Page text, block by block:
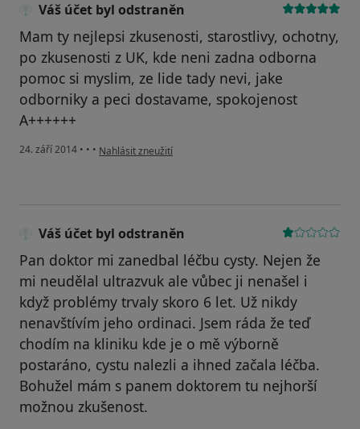
Váš účet byl odstraněn
Mam ty nejlepsi zkusenosti, starostlivy, ochotny,
po zkusenosti z UK, kde neni zadna odborna
pomoc si myslim, ze lide tady nevi, jake
odborniky a peci dostavame, spokojenost
A++++++
24. září 2014 • • • podle názoru uživatele Váš účet byl odstraněn
Nahlásit zneužití
Váš účet byl odstraněn
Pan doktor mi zanedbal léčbu cysty. Nejen že
mi neudělal ultrazvuk ale vůbec ji nenašel i
když problémy trvaly skoro 6 let. Už nikdy
nenavštívím jeho ordinaci. Jsem ráda že teď
chodím na kliniku kde je o mě výborně
postaráno, cystu nalezli a ihned začala léčba.
Bohužel mám s panem doktorem tu nejhorší
možnou zkušenost.